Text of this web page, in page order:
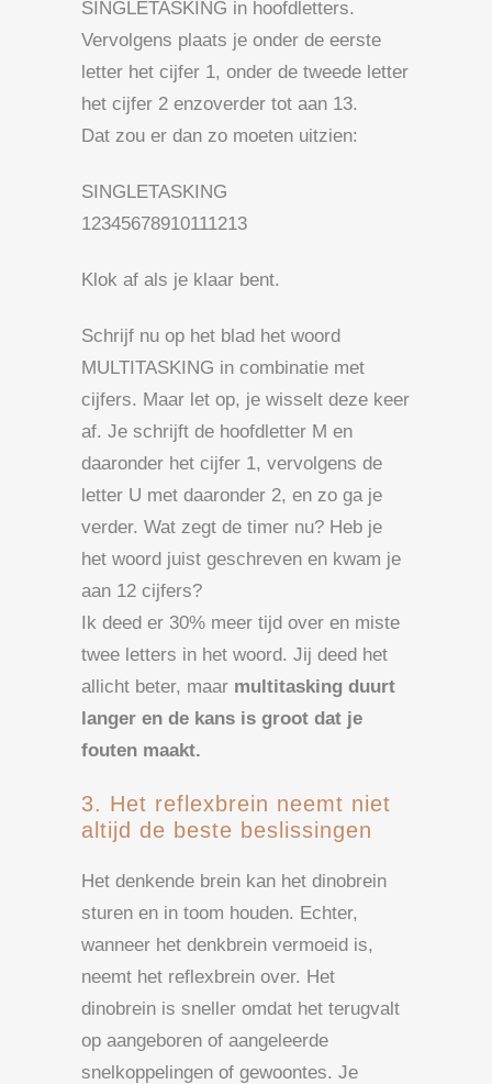
SINGLETASKING in hoofdletters.
Vervolgens plaats je onder de eerste
letter het cijfer 1, onder de tweede letter
het cijfer 2 enzoverder tot aan 13.
Dat zou er dan zo moeten uitzien:
SINGLETASKING
12345678910111213
Klok af als je klaar bent.
Schrijf nu op het blad het woord
MULTITASKING in combinatie met
cijfers. Maar let op, je wisselt deze keer
af. Je schrijft de hoofdletter M en
daaronder het cijfer 1, vervolgens de
letter U met daaronder 2, en zo ga je
verder. Wat zegt de timer nu? Heb je
het woord juist geschreven en kwam je
aan 12 cijfers?
Ik deed er 30% meer tijd over en miste
twee letters in het woord. Jij deed het
allicht beter, maar multitasking duurt
langer en de kans is groot dat je
fouten maakt.
3. Het reflexbrein neemt niet
altijd de beste beslissingen
Het denkende brein kan het dinobrein
sturen en in toom houden. Echter,
wanneer het denkbrein vermoeid is,
neemt het reflexbrein over. Het
dinobrein is sneller omdat het terugvalt
op aangeboren of aangeleerde
snelkoppelingen of gewoontes. Je